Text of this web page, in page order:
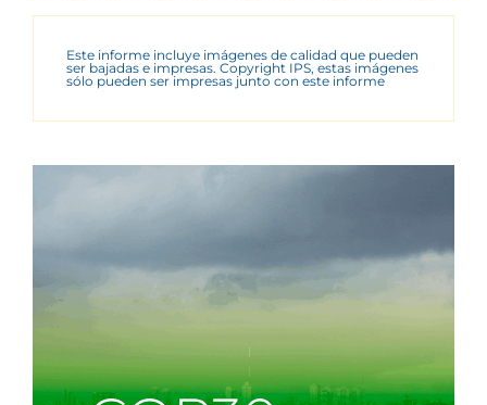
Este informe incluye imágenes de calidad que pueden
ser bajadas e impresas. Copyright IPS, estas imágenes
sólo pueden ser impresas junto con este informe